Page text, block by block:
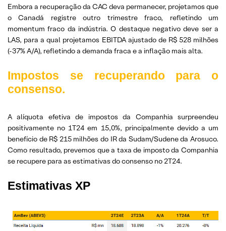
Embora a recuperação da CAC deva permanecer, projetamos que
o Canadá registre outro trimestre fraco, refletindo um
momentum fraco da indústria. O destaque negativo deve ser a
LAS, para a qual projetamos EBITDA ajustado de R$ 528 milhões
(-37% A/A), refletindo a demanda fraca e a inflação mais alta.
Impostos se recuperando para o
consenso.
A alíquota efetiva de impostos da Companhia surpreendeu
positivamente no 1T24 em 15,0%, principalmente devido a um
benefício de R$ 215 milhões do IR da Sudam/Sudene da Arosuco.
Como resultado, prevemos que a taxa de imposto da Companhia
se recupere para as estimativas do consenso no 2T24.
Estimativas XP